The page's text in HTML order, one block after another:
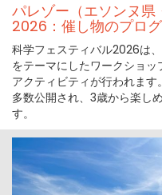
パレゾー（エソンヌ県
2026：催し物のプロ
科学フェスティバル2026は
をテーマにしたワークショ
アクティビティが行われま
多数公開され、3歳から楽し
す。